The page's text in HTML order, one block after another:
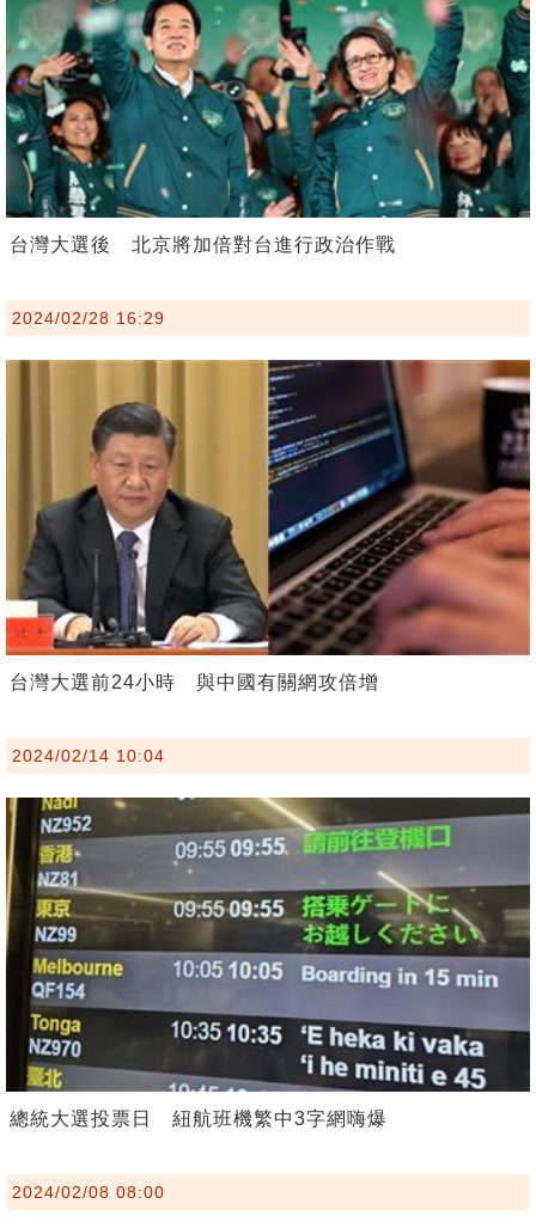
台灣大選後 北京將加倍對台進行政治作戰
2024/02/28 16:29
台灣大選前24小時 與中國有關網攻倍增
2024/02/14 10:04
總統大選投票日 紐航班機繁中3字網嗨爆
2024/02/08 08:00